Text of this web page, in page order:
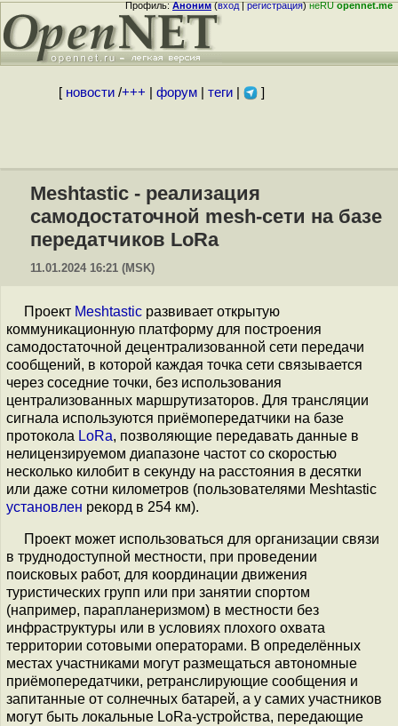
Профиль:Аноним(вход|регистрация)неRUopennet.me
[ новости/+++ форум| теги| ]
Meshtastic - реализация
самодостаточной mesh-сети на базе
передатчиков LoRa
11.01.2024 16:21 (MSK)
Проект Meshtastic развивает открытую
коммуникационную платформу для построения
самодостаточной децентрализованной сети передачи
сообщений, в которой каждая точка сети связывается
через соседние точки, без использования
централизованных маршрутизаторов. Для трансляции
сигнала используются приёмопередатчики на базе
протокола LoRa, позволяющие передавать данные в
нелицензируемом диапазоне частот со скоростью
несколько килобит в секунду на расстояния в десятки
или даже сотни километров (пользователями Meshtastic
установлен рекорд в 254 км).
Проект может использоваться для организации связи
в труднодоступной местности, при проведении
поисковых работ, для координации движения
туристических групп или при занятии спортом
(например, парапланеризмом) в местности без
инфраструктуры или в условиях плохого охвата
территории сотовыми операторами. В определённых
местах участниками могут размещаться автономные
приёмопередатчики, ретранслирующие сообщения и
запитанные от солнечных батарей, а у самих участников
могут быть локальные LoRa-устройства, передающие